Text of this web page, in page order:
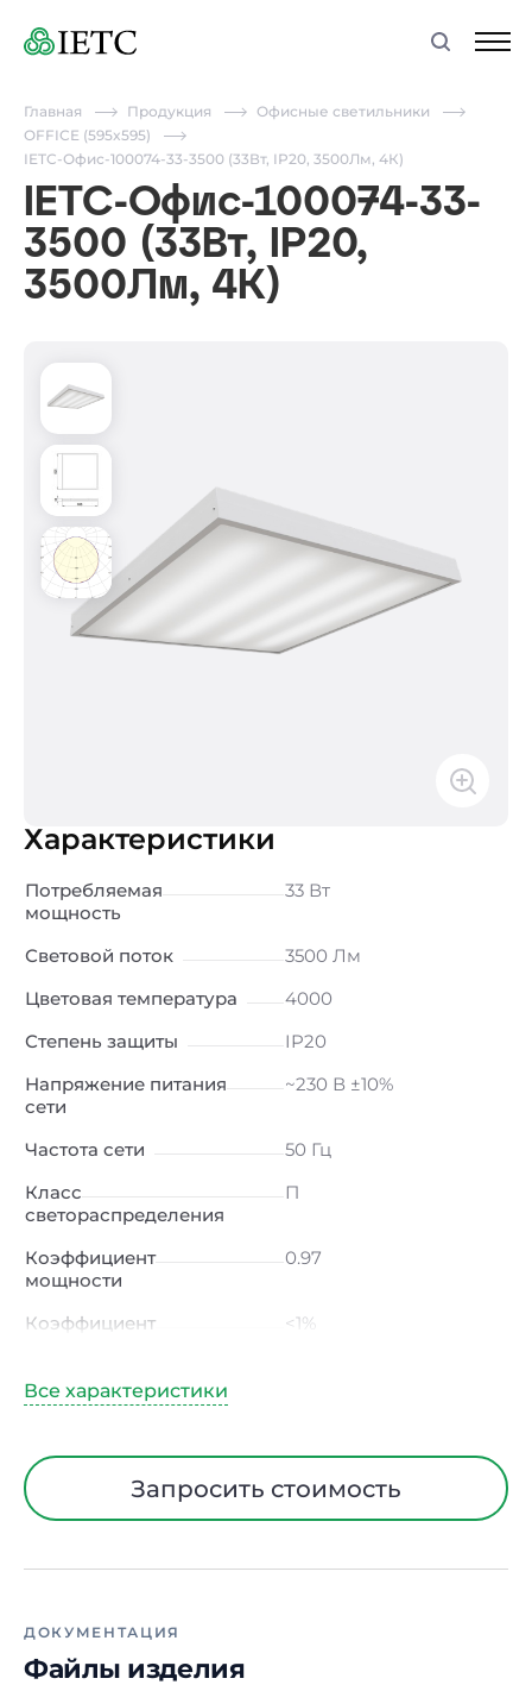
Главная Продукция
Офисные светильники
OFFICE (595x595)
IETC-Офис-100074-33-3500 (33Вт, IP20, 3500Лм, 4К)
IETC-Офис-100074-33-
3500 (33Вт, IP20,
3500Лм, 4К)
Характеристики
Потребляемая
мощность
33 Вт
Световой поток
3500 Лм
Цветовая температура
4000
Степень защиты
IP20
Напряжение питания
сети
~230 В ±10%
Частота сети
50 Гц
Класс
светораспределения
П
Коэффициент
мощности
0.97
Коэффициент
<1%
Индекс цветопередачи
Тип кривой силы света
Д (косинусная)
Угол рассеивания
120ᵒ
Материал корпуса
Запросить стоимость
ДОКУМЕНТАЦИЯ
Файлы изделия